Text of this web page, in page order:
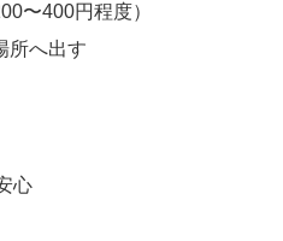
〜400円程度）
所へ出す
心